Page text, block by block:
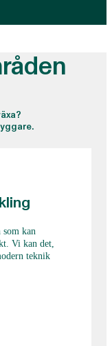
kan
Vi kan det,
teknik